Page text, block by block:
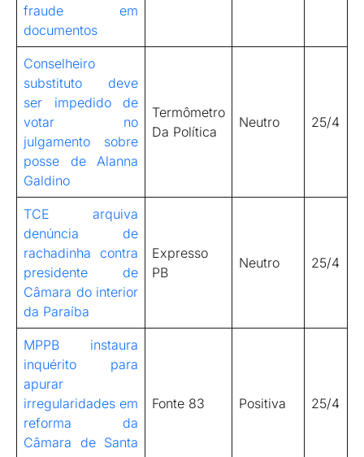
fraude em
documentos
Conselheiro
substituto deve
ser impedido de
votar no
julgamento sobre
posse de Alanna
Galdino
Termômetro
Da Política
Neutro 25/4
TCE arquiva
denúncia de
rachadinha contra
presidente de
Câmara do interior
da Paraíba
Expresso
PB
Neutro 25/4
MPPB instaura
inquérito para
apurar
irregularidades em
reforma da
Câmara de Santa
Fonte 83 Positiva 25/4